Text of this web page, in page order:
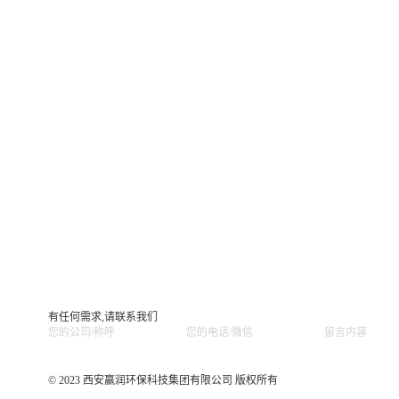
有任何需求,请联系我们
© 2023 西安赢润环保科技集团有限公司 版权所有